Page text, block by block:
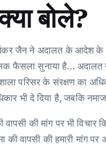
बोले?
शंकर जैन ने अदालत के आदेश के
फैसला सुनाया है…
परिसर के संरक्षण का
भी दे दिया है, जबकि
की मांग पर भी
की वापसी की हमारी मांग